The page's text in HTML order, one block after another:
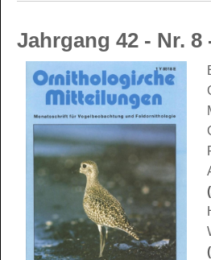
Jahrgang 42 - Nr. 8
(